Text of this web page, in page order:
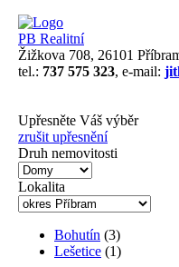
PB Realitní
Žižkova 708, 26101
tel.: 737 575 323, e-mail:
Upřesněte Váš výběr
zrušit upřesnění
Druh nemovitosti
Lokalita
Bohutín (3)
Lešetice (1)